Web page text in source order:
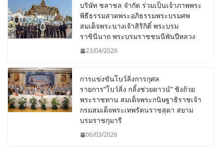
บริษัท ชลาชล จำกัด ร่วมเป็นเจ้าภาพพระ
พิธีธรรมสวดพระอภิธรรมพระบรมศพ
สมเด็จพระนางเจ้าสิริกิติ์ พระบรม
ราชินีนาถ พระบรมราชชนนีพันปีหลวง
23/04/2026
การแข่งขันโบว์ลิ่งการกุศล
รายการ“โบว์ลิ่ง กลิ้งช่วยดาวน์” ชิงถ้วย
พระราชทาน สมเด็จพระกนิษฐาธิราชเจ้า
กรมสมเด็จพระเทพรัตนราชสุดา สยาม
บรมราชกุมารี
06/03/2026